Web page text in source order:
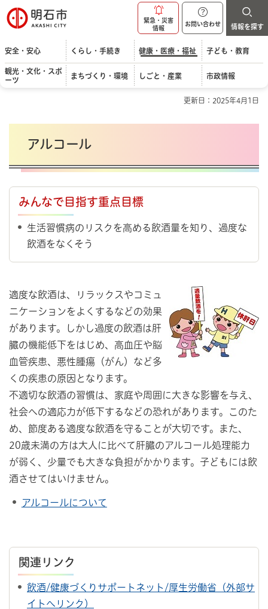
明石市
緊急・災害
情報
お問い合わせ 情報を探す
安全・安心 くらし・手続き 健康・医療・福祉 子ども・教育
観光・文化・スポ
ーツ
まちづくり・環境 しごと・産業 市政情報
更新日：2025年4月1日
アルコール
みんなで目指す重点目標
生活習慣病のリスクを高める飲酒量を知り、過度な
飲酒をなくそう
適度な飲酒は、リラックスやコミュ
ニケーションをよくするなどの効果
があります。しかし過度の飲酒は肝
臓の機能低下をはじめ、高血圧や脳
血管疾患、悪性腫瘍（がん）など多
くの疾患の原因となります。
不適切な飲酒の習慣は、家庭や周囲に大きな影響を与え、
社会への適応力が低下するなどの恐れがあります。このた
め、節度ある適度な飲酒を守ることが大切です。また、
20歳未満の方は大人に比べて肝臓のアルコール処理能力
が弱く、少量でも大きな負担がかかります。子どもには飲
酒させてはいけません。
アルコールについて
関連リンク
飲酒/健康づくりサポートネット/厚生労働省（外部サ
イトへリンク）